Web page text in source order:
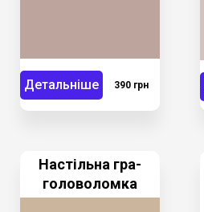
Детальніше 390 грн
Настільна гра-
головоломка